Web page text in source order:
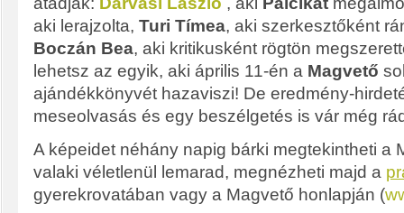
aki lerajzolta, Turi Tímea, aki szerkesztőként
Boczán Bea, aki kritikusként rögtön
lehetsz az egyik, aki április 11-én a Magvető
ajándékkönyvét hazaviszi! De eredmény-
meseolvasás és egy beszélgetés is vár még
A képeidet néhány napig bárki megtekintheti a
valaki véletlenül lemarad, megnézheti majd a
gyerekrovatában vagy a Magvető honlapján (